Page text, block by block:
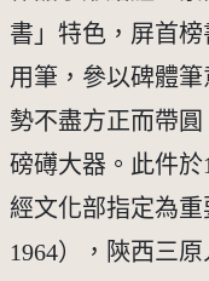
書」特色，屏首
用筆，參以碑體
勢不盡方正而帶圓
磅礡大器。此件於
經文化部指定為
1964），陝西三